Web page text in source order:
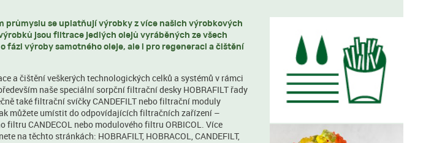
průmyslu se uplatňují výrobky z více našich výrobkových
jsou filtrace jedlých olejů vyráběných ze všech
fázi výroby samotného oleje, ale i pro regeneraci a čištění
a čištění veškerých technologických celků a systémů v rámci
naše speciální sorpční filtrační desky HOBRAFILT řady
také filtrační svíčky CANDEFILT nebo filtrační moduly
můžete umístit do odpovídajících filtračních zařízení –
filtru CANDECOL nebo modulového filtru ORBICOL. Více
na těchto stránkách: HOBRAFILT, HOBRACOL,CANDEFILT,